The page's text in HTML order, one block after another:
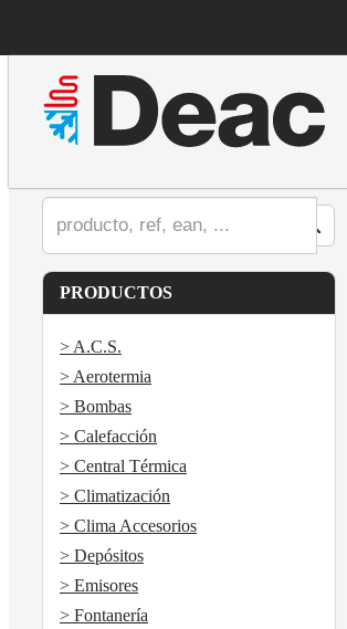
PRODUCTOS
> A.C.S.
> Aerotermia
> Bombas
> Calefacción
> Central Térmica
> Climatización
> Clima Accesorios
> Depósitos
> Emisores
> Fontanería